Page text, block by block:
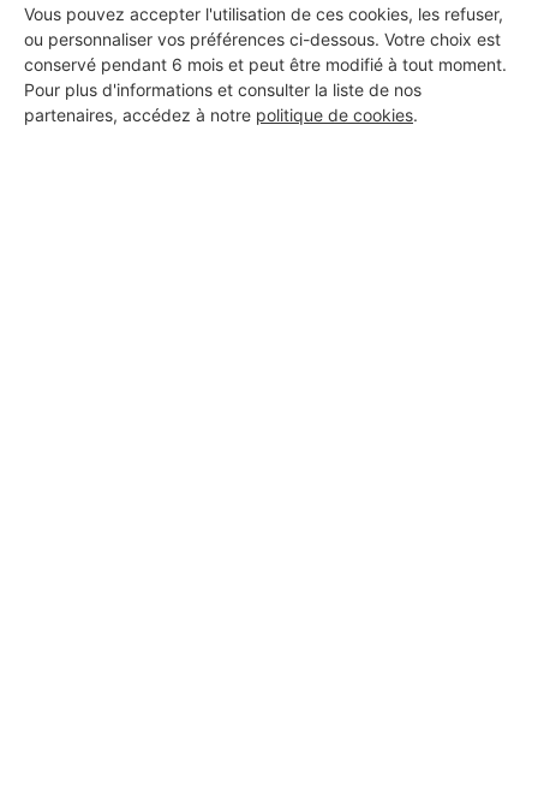
Vous pouvez accepter l'utilisation de ces cookies, les refuser,
ou personnaliser vos préférences ci-dessous. Votre choix est
conservé pendant 6 mois et peut être modifié à tout moment.
Pour plus d'informations et consulter la liste de nos
partenaires, accédez à notre politique de cookies.